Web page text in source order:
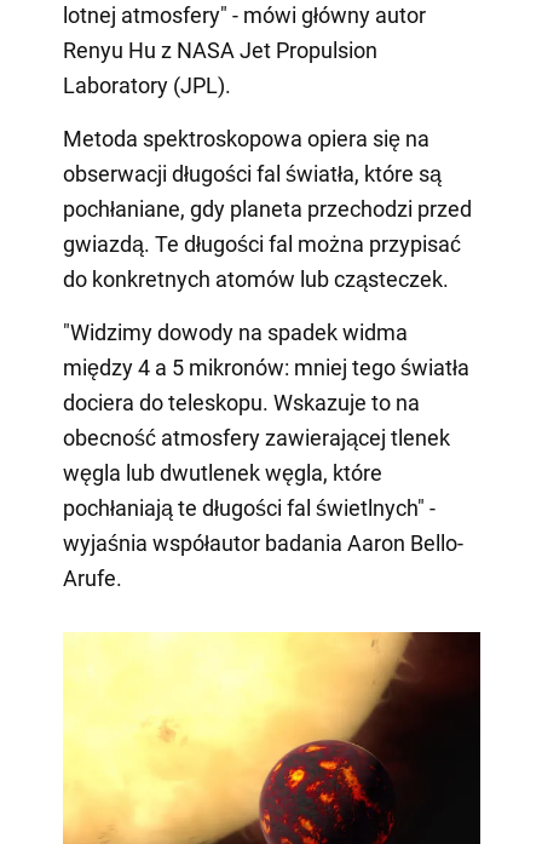
lotnej atmosfery" - mówi główny autor
Renyu Hu z NASA Jet Propulsion
Laboratory (JPL).
Metoda spektroskopowa opiera się na
obserwacji długości fal światła, które są
pochłaniane, gdy planeta przechodzi przed
gwiazdą. Te długości fal można przypisać
do konkretnych atomów lub cząsteczek.
"Widzimy dowody na spadek widma
między 4 a 5 mikronów: mniej tego światła
dociera do teleskopu. Wskazuje to na
obecność atmosfery zawierającej tlenek
węgla lub dwutlenek węgla, które
pochłaniają te długości fal świetlnych" -
wyjaśnia współautor badania Aaron Bello-
Arufe.